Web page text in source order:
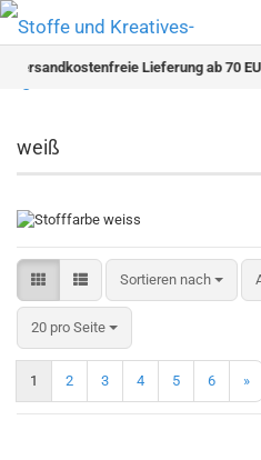
Lieferung ab 70 EUR (DE)-
weiß
Sortieren nach
Sortieren nach
20 pro Seite
pro Seite
1 2 3 4 5 6 »